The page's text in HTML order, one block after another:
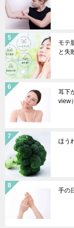
モテ
と失
耳下
view）
ほう
手の